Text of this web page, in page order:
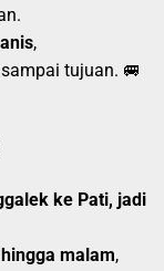
,
tujuan. 🚐
ke Pati, jadi
malam,